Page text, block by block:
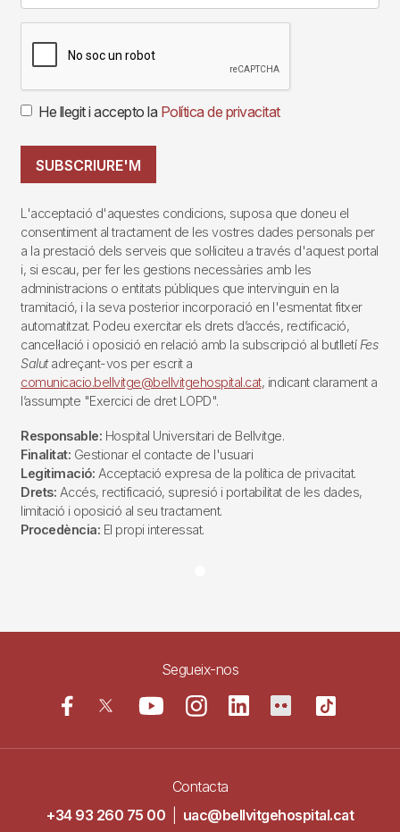
He llegit i accepto la Política de privacitat
SUBSCRIURE'M
L'acceptació d'aquestes condicions, suposa que doneu el
consentiment al tractament de les vostres dades personals per
a la prestació dels serveis que sol·liciteu a través d'aquest portal
i, si escau, per fer les gestions necessàries amb les
administracions o entitats públiques que intervinguin en la
tramitació, i la seva posterior incorporació en l'esmentat fitxer
automatitzat. Podeu exercitar els drets d’accés, rectificació,
cancel·lació i oposició en relació amb la subscripció al butlletí Fes
Salutadreçant-vos per escrit a
comunicacio.bellvitge@bellvitgehospital.cat, indicant clarament a
l’assumpte "Exercici de dret LOPD".
Responsable: Hospital Universitari de Bellvitge.
Finalitat: Gestionar el contacte de l'usuari
Legitimació: Acceptació expresa de la política de privacitat.
Drets: Accés, rectificació, supresió i portabilitat de les dades,
limitació i oposició al seu tractament.
Procedència: El propi interessat.
Segueix-nos
Contacta
+34 93 260 75 00
uac@bellvitgehospital.cat